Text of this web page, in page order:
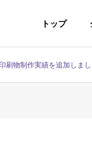
トップ
刷物制作実績を追加しまし